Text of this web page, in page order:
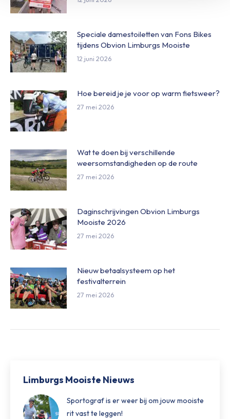
Speciale damestoiletten van Fons Bikes
tijdens Obvion Limburgs Mooiste
12 juni 2026
Hoe bereid je je voor op warm fietsweer?
27 mei 2026
Wat te doen bij verschillende
weersomstandigheden op de route
27 mei 2026
Daginschrijvingen Obvion Limburgs
Mooiste 2026
27 mei 2026
Nieuw betaalsysteem op het
festivalterrein
27 mei 2026
Limburgs Mooiste Nieuws
Sportograf is er weer bij om jouw mooiste
rit vast te leggen!